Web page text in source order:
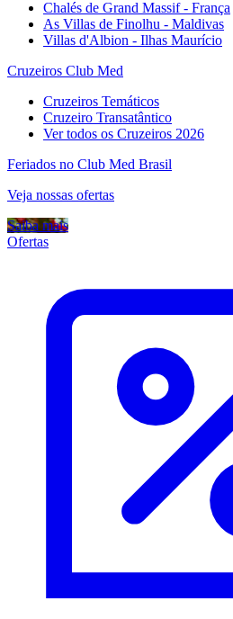
Chalés de Grand Massif - França
As Villas de Finolhu - Maldivas
Villas d'Albion - Ilhas Maurício
Cruzeiros Club Med
Cruzeiros Temáticos
Cruzeiro Transatântico
Ver todos os Cruzeiros 2026
Feriados no Club Med Brasil
Veja nossas ofertas
Saiba mais
Ofertas